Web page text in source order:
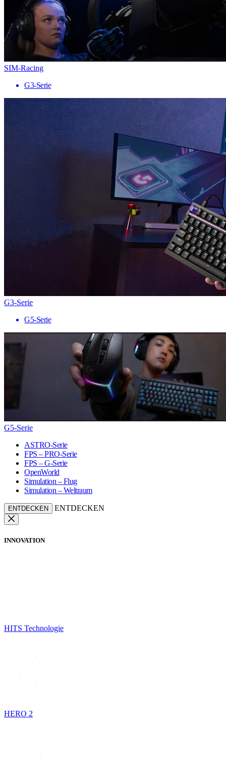
SIM-Racing
G3-Serie
G3-Serie
G5-Serie
G5-Serie
ASTRO-Serie
FPS – PRO-Serie
FPS – G-Serie
OpenWorld
Simulation – Flug
Simulation – Weltraum
ENTDECKEN ENTDECKEN
INNOVATION
HITS Technologie
HERO 2